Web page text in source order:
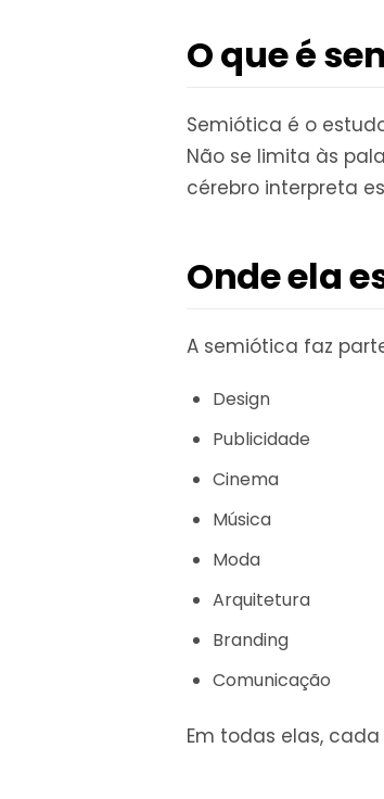
O que é
Semiótica é o
Não se limita às
cérebro interpreta
Onde ela
A semiótica faz
Design
Publicidade
Cinema
Música
Moda
Arquitetura
Branding
Comunicação
Em todas elas,